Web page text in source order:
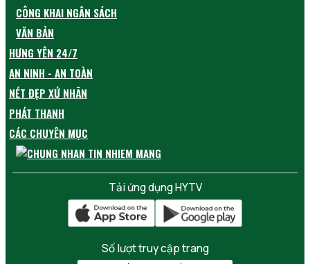
CÔNG KHAI NGÂN SÁCH
VĂN BẢN
HƯNG YÊN 24/7
AN NINH - AN TOÀN
NÉT ĐẸP XỨ NHÃN
PHÁT THANH
CÁC CHUYÊN MỤC
Tải ứng dụng HYTV
Số lượt truy cập trang